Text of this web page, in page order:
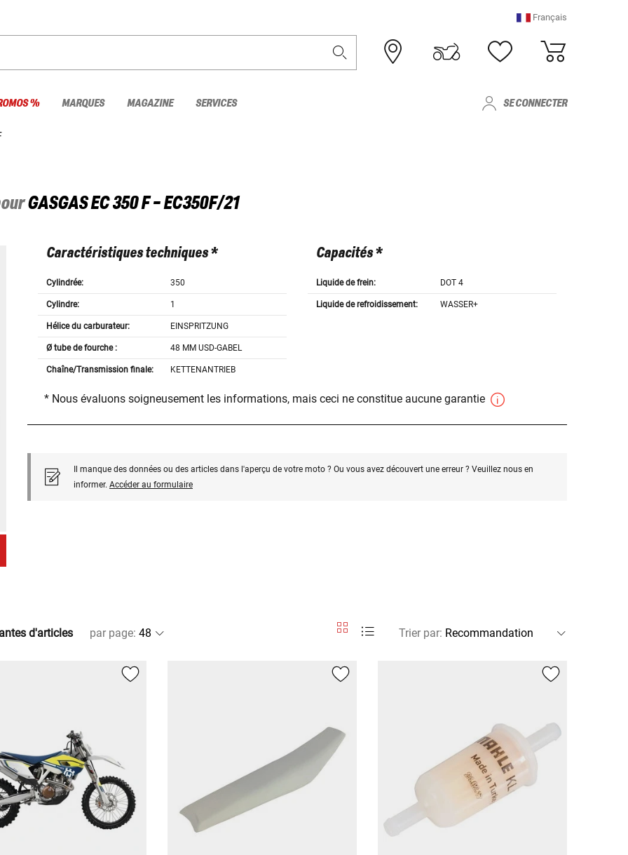
Français
% MARQUES MAGAZINE SERVICES SE CONNECTER
GASGASEC 350 F - EC350F/21
Caractéristiques techniques *
Cylindrée: 350
Cylindre: 1
Hélice du carburateur: EINSPRITZUNG
Ø tube de fourche : 48 MM USD-GABEL
Chaîne/Transmission finale: KETTENANTRIEB
Capacités *
Liquide de frein: DOT 4
Liquide de refroidissement: WASSER+
* Nous évaluons soigneusement les informations, mais ceci ne constitue aucune garantie
Il manque des données ou des articles dans l'aperçu de votre moto ? Ou vous avez découvert une erreur ? Veuillez nous en
informer. Accéder au formulaire
d'articles par page: Trier par: